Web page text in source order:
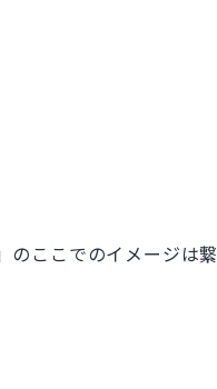
のここでのイメージは繋